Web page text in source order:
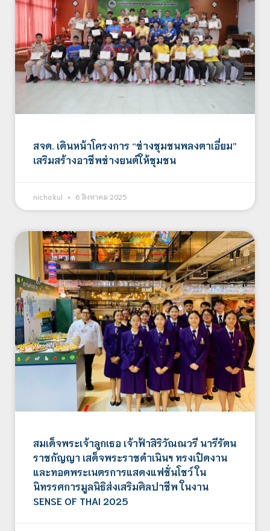
สจด. เดินหน้าโครงการ “ช่างชุมชนพลงตาเอี่ยม”
เสริมสร้างอาชีพช่างยนต์ให้ชุมชน
nicha.kul 6 สิงหาคม 2025
สมเด็จพระเจ้าลูกเธอ เจ้าฟ้าสิริวัณณวรี นารีรัตน
ราชกัญญา เสด็จพระราชดำเนินฯ ทรงเปิดงาน
และทอดพระเนตรการแสดงแฟชั่นโชว์ ใน
นิทรรศการมูลนิธิส่งเสริมศิลปาชีพ ในงาน
SENSE OF THAI 2025